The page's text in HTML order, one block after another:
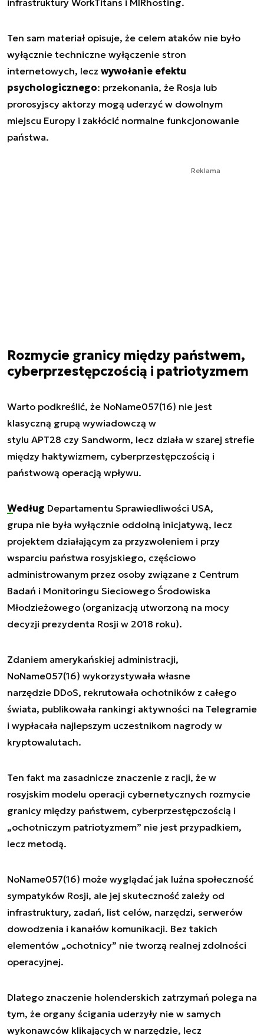
Ten sam materiał opisuje, że celem ataków nie było
wyłącznie techniczne wyłączenie stron
internetowych, lecz wywołanie efektu
psychologicznego: przekonania, że Rosja lub
prorosyjscy aktorzy mogą uderzyć w dowolnym
miejscu Europy i zakłócić normalne funkcjonowanie
państwa.
Reklama
Rozmycie granicy między państwem,
cyberprzestępczością i patriotyzmem
Warto podkreślić, że NoName057(16) nie jest
klasyczną grupą wywiadowczą w
stylu APT28 czy Sandworm, lecz działa w szarej strefie
między haktywizmem, cyberprzestępczością i
państwową operacją wpływu.
Według Departamentu Sprawiedliwości USA,
grupa nie była wyłącznie oddolną inicjatywą, lecz
projektem działającym za przyzwoleniem i przy
wsparciu państwa rosyjskiego, częściowo
administrowanym przez osoby związane z Centrum
Badań i Monitoringu Sieciowego Środowiska
Młodzieżowego (organizacją utworzoną na mocy
decyzji prezydenta Rosji w 2018 roku).
Zdaniem amerykańskiej administracji,
NoName057(16) wykorzystywała własne
narzędzie DDoS, rekrutowała ochotników z całego
świata, publikowała rankingi aktywności na Telegramie
i wypłacała najlepszym uczestnikom nagrody w
kryptowalutach.
Ten fakt ma zasadnicze znaczenie z racji, że w
rosyjskim modelu operacji cybernetycznych rozmycie
granicy między państwem, cyberprzestępczością i
„ochotniczym patriotyzmem” nie jest przypadkiem,
lecz metodą.
NoName057(16) może wyglądać jak luźna społeczność
sympatyków Rosji, ale jej skuteczność zależy od
infrastruktury, zadań, list celów, narzędzi, serwerów
dowodzenia i kanałów komunikacji. Bez takich
elementów „ochotnicy” nie tworzą realnej zdolności
operacyjnej.
Dlatego znaczenie holenderskich zatrzymań polega na
tym, że organy ścigania uderzyły nie w samych
wykonawców klikających w narzędzie, lecz